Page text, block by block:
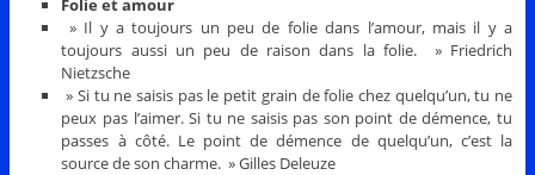
Folie et amour
» Il y a toujours un peu de folie dans l’amour, mais il y a
toujours aussi un peu de raison dans la folie. » Friedrich
Nietzsche
» Si tu ne saisis pas le petit grain de folie chez quelqu’un, tu ne
peux pas l’aimer. Si tu ne saisis pas son point de démence, tu
passes à côté. Le point de démence de quelqu’un, c’est la
source de son charme. » Gilles Deleuze